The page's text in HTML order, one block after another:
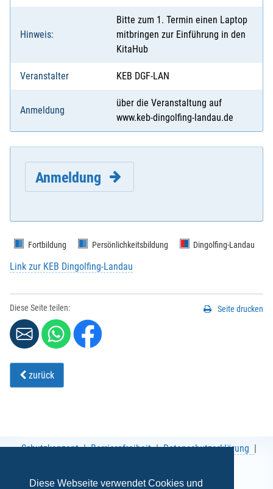
Diese Webseite verwendet Cookies und
Hinweis:
Bitte zum 1. Termin einen Laptop
mitbringen zur Einführung in den
KitaHub
Veranstalter KEB DGF-LAN
Anmeldung
über die Veranstaltung auf
www.keb-dingolfing-landau.de
Anmeldung
Vorname*:
Nachname
Fortbildung Persönlichkeitsbildung Dingolfing-Landau
Link zur KEB Dingolfing-Landau
Diese Seite teilen: Seite drucken
zurück
Schutzkonzept Barrierefreiheit
Datenschutzerklärung